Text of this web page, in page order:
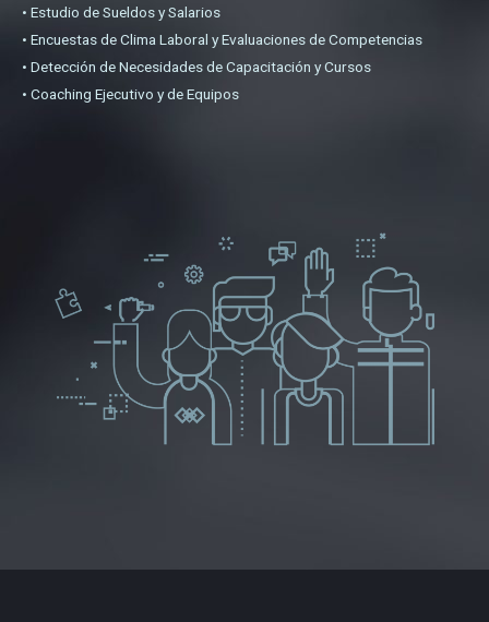
• Estudio de Sueldos y Salarios
• Encuestas de Clima Laboral y Evaluaciones de Competencias
• Detección de Necesidades de Capacitación y Cursos
• Coaching Ejecutivo y de Equipos